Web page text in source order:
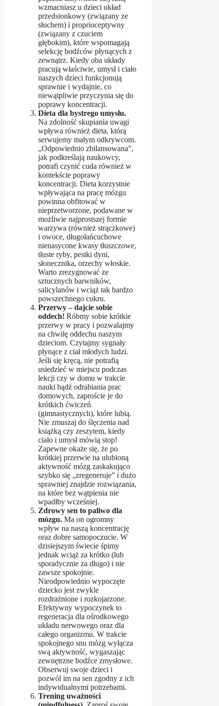
wzmacniasz u dzieci układ
przedsionkowy (związany ze
słuchem) i proprioceptywny
(związany z czuciem
głębokim), które wspomagają
selekcję bodźców płynących z
zewnątrz. Kiedy oba układy
pracują właściwie, umysł i ciało
naszych dzieci funkcjonują
sprawnie i wydajnie, co
niewątpliwie przyczynia się do
poprawy koncentracji.
Dieta dla bystrego umysłu.
Na zdolność skupiania uwagi
wpływa również dieta, którą
serwujemy małym odkrywcom.
„Odpowiednio zbilansowana”,
jak podkreślają naukowcy,
potrafi czynić cuda również w
kontekście poprawy
koncentracji. Dieta korzystnie
wpływająca na pracę mózgu
powinna obfitować w
nieprzetworzone, podawane w
możliwie najprostszej formie
warzywa (również strączkowe)
i owoce, długołańcuchowe
nienasycone kwasy tłuszczowe,
tłuste ryby, pestki dyni,
słonecznika, orzechy włoskie.
Warto zrezygnować ze
sztucznych barwników,
salicylanów i wciąż tak bardzo
powszechnego cukru.
Przerwy – dajcie sobie
oddech! Róbmy sobie krótkie
przerwy w pracy i pozwalajmy
na chwilę oddechu naszym
dzieciom. Czytajmy sygnały
płynące z ciał młodych ludzi.
Jeśli się kręcą, nie potrafią
usiedzieć w miejscu podczas
lekcji czy w domu w trakcie
nauki bądź odrabiania prac
domowych, zaproście je do
krótkich ćwiczeń
(gimnastycznych), które lubią.
Nie zmuszaj do ślęczenia nad
książką czy zeszytem, kiedy
ciało i umysł mówią stop!
Zapewne okaże się, że po
krótkiej przerwie na ulubioną
aktywność mózg zaskakująco
szybko się „zregeneruje” i dużo
sprawniej znajdzie rozwiązania,
na które bez wątpienia nie
wpadłby wcześniej.
Zdrowy sen to paliwo dla
mózgu. Ma on ogromny
wpływ na naszą koncentrację
oraz dobre samopoczucie. W
dzisiejszym świecie śpimy
jednak wciąż za krótko (lub
sporadycznie za długo) i nie
zawsze spokojnie.
Nieodpowiednio wypoczęte
dziecko jest zwykle
rozdrażnione i rozkojarzone.
Efektywny wypoczynek to
regeneracja dla ośrodkowego
układu nerwowego oraz dla
całego organizmu. W trakcie
spokojnego snu mózg wyłącza
swą aktywność, wygaszając
zewnętrzne bodźce zmysłowe.
Obserwuj swoje dzieci i
pozwól im na sen zgodny z ich
indywidualnymi potrzebami.
Trening uważności